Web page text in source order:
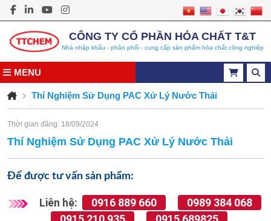
CÔNG TY CỔ PHẦN HÓA CHẤT T&T
Nhà nhập khẩu - phân phối - cung cấp sản phẩm hóa chất công nghiệp
MENU
Thí Nghiệm Sử Dụng PAC Xử Lý Nước Thải
Thời gian đăng: 18/09/2024
Thí Nghiệm Sử Dụng PAC Xử Lý Nước Thải
Để được tư vấn sản phẩm:
Liên hệ: 0916 889 660
0989 384 068